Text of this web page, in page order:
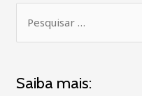
e
q
Saiba mais: